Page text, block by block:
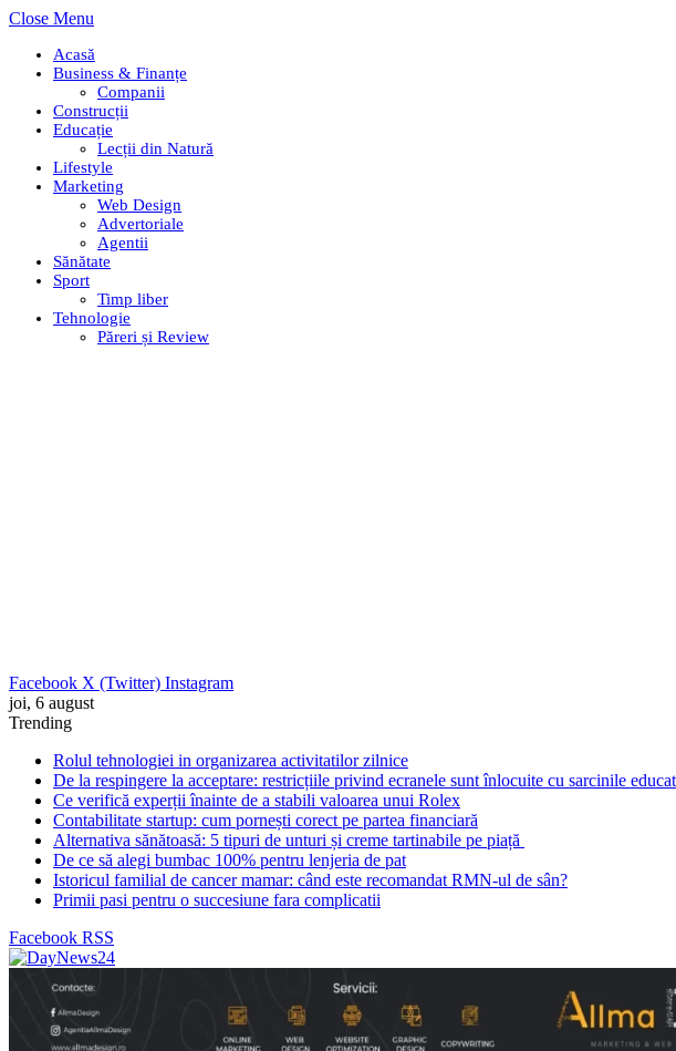
Close Menu
Acasă
Business & Finanțe
Companii
Construcții
Educație
Lecții din Natură
Lifestyle
Marketing
Web Design
Advertoriale
Agentii
Sănătate
Sport
Timp liber
Tehnologie
Păreri și Review
Facebook X (Twitter) Instagram
joi, 6 august
Trending
Rolul tehnologiei in organizarea activitatilor zilnice
De la respingere la acceptare: restricțiile privind ecranele sunt înlocuite cu sarcinile
Ce verifică experții înainte de a stabili valoarea unui Rolex
Contabilitate startup: cum pornești corect pe partea financiară
Alternativa sănătoasă: 5 tipuri de unturi și creme tartinabile pe piață
De ce să alegi bumbac 100% pentru lenjeria de pat
Istoricul familial de cancer mamar: când este recomandat RMN-ul de sân?
Primii pasi pentru o succesiune fara complicatii
Facebook RSS